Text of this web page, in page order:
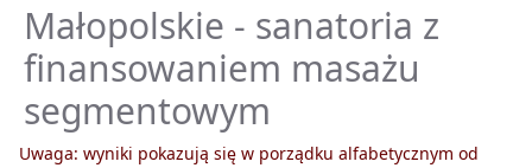
Małopolskie - sanatoria z
finansowaniem masażu
segmentowym
Uwaga: wyniki pokazują się w porządku alfabetycznym od